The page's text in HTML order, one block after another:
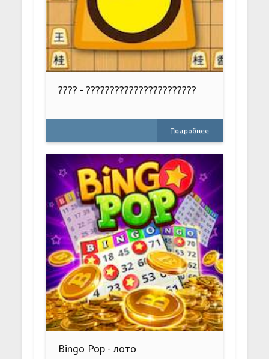
???? - ???????????????????????
Подробнее
Bingo Pop - лото